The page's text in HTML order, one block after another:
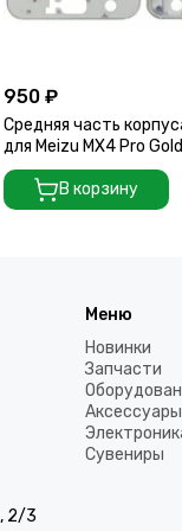
950 ₽
Средняя часть
для Meizu MX4 Pro Gold
В корзину
2/3
Меню
Новинки
Запчасти
Аксессуары
Сувениры